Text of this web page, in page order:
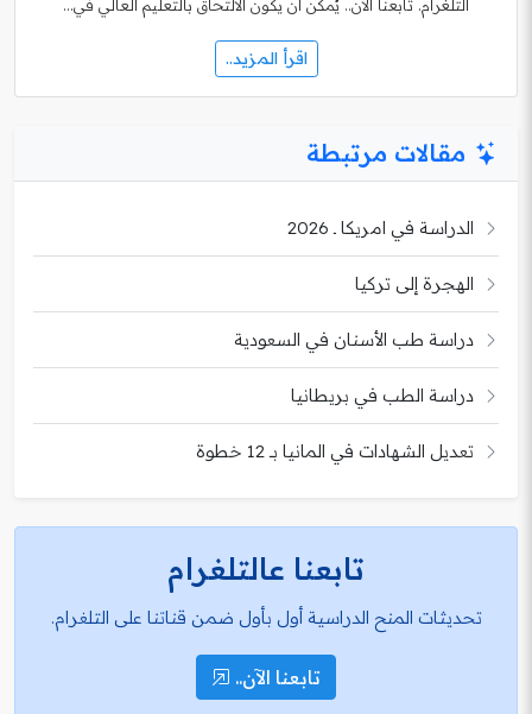
التلغرام. تابعنا الآن.. يُمكن أن يكون الالتحاق بالتعليم العالي في…
اقرأ المزيد..
مقالات مرتبطة
الدراسة في امريكا ـ 2026
الهجرة إلى تركيا
دراسة طب الأسنان في السعودية
دراسة الطب في بريطانيا
تعديل الشهادات في المانيا بـ 12 خطوة
تابعنا عالتلغرام
تحديثات المنح الدراسية أول بأول ضمن قناتنا على التلغرام.
تابعنا الآن..